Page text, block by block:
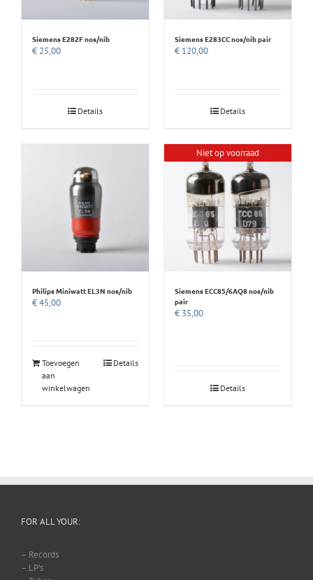
Siemens E282F nos/nib
€ 25,00
Details
Siemens E283CC nos/nib pair
€ 120,00
Details
Philips Miniwatt EL3N nos/nib
€45,00
Toevoegen
aan
winkelwagen
Details
Niet op voorraad
Siemens ECC85/6AQ8 nos/nib
pair
€ 35,00
Details
FOR ALL YOUR:
– Records
– LP’s